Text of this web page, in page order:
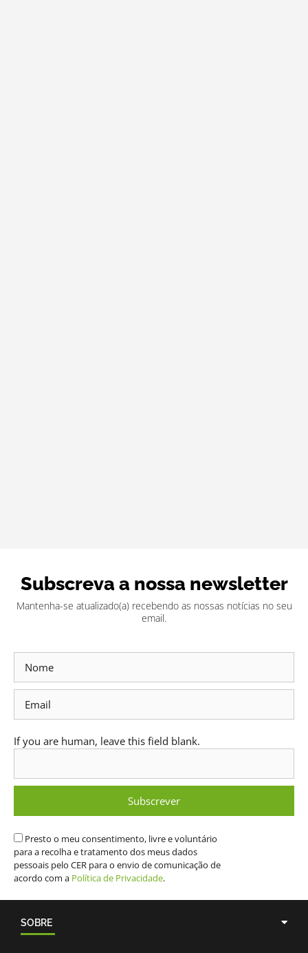
Subscreva a nossa newsletter
Mantenha-se atualizado(a) recebendo as nossas notícias no seu
email.
Newsletter
Presto o meu consentimento, livre e voluntário
para a recolha e tratamento dos meus dados
pessoais pelo CER para o envio de comunicação de
acordo com a Política de Privacidade.
If you are human, leave this field blank.
Subscrever
SOBRE